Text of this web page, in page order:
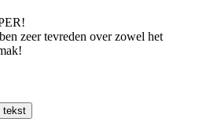
zeer tevreden over zowel het
tekst